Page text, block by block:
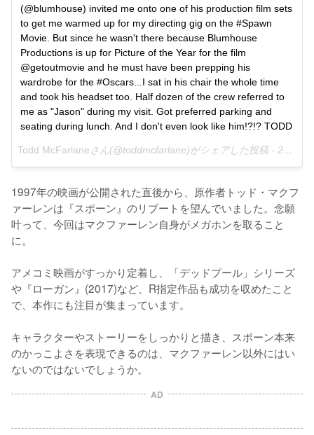
(@blumhouse) invited me onto one of his production film sets
to get me warmed up for my directing gig on the #Spawn
Movie. But since he wasn't there because Blumhouse
Productions is up for Picture of the Year for the film
@getoutmovie and he must have been prepping his
wardrobe for the #Oscars...I sat in his chair the whole time
and took his headset too. Half dozen of the crew referred to
me as "Jason" during my visit. Got preferred parking and
seating during lunch. And I don't even look like him!?!? TODD
Todd McFarlaneさん(@toddmcfarlane)がシェアした投稿 - 2018年 2月月28日午後3時45分PST
1997年の映画が公開された直後から、原作者トッド・マクフ
ァーレンは『スポーン』のリブートを望んでいました。念願
叶って、今回はマクファーレン自身がメガホンを取ること
に。
アメコミ映画がすっかり定着し、「デッドプール」シリーズ
や『ローガン』(2017)など、R指定作品も成功を収めたこと
で、本作にも注目が集まっています。
キャラクターやストーリーをしっかりと描き、スポーン本来
のかっこよさを表現できるのは、マクファーレン以外にはい
ないのではないでしょうか。
AD